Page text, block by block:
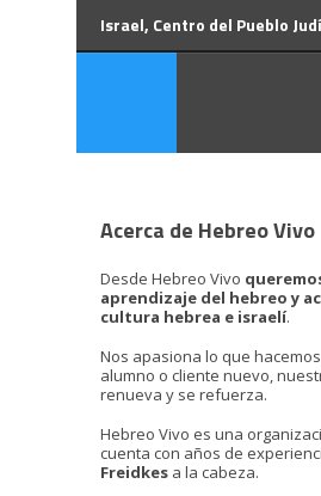
Israel, Centro del Pueblo
Acerca de Hebreo Vivo
Desde Hebreo Vivo
aprendizaje del hebreo y
cultura hebrea e israelí.
Nos apasiona lo que
alumno o cliente nuevo,
renueva y se refuerza.
Hebreo Vivo es una
cuenta con años de
Freidkes a la cabeza.